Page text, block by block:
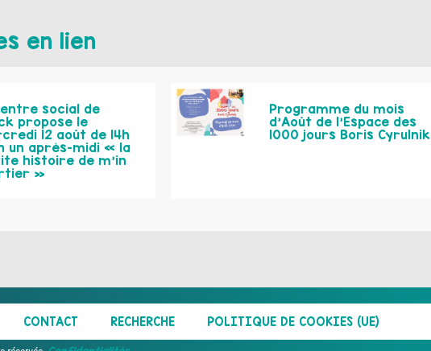
en lien
social de
propose le
12 août de 14h
un après-midi « la
histoire de m’in
»
Programme du mois
d’Août de l’Espace des
1000 jours Boris Cyrulnik
CONTACT RECHERCHE POLITIQUE DE COOKIES (UE)